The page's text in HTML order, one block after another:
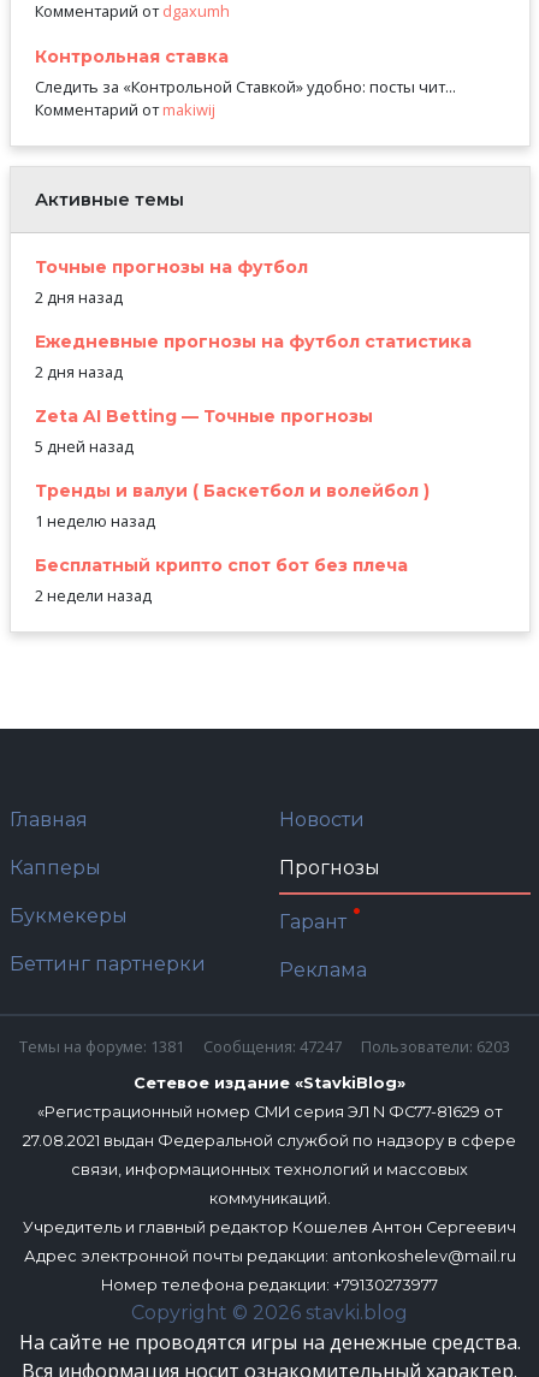
Комментарий отdgaxumh
Контрольная ставка
Следить за «Контрольной Ставкой» удобно: посты чит...
Комментарий отmakiwij
Активные темы
Точные прогнозы на футбол
2 дня назад
Ежедневные прогнозы на футбол статистика
2 дня назад
Zeta AI Betting — Точные прогнозы
5 дней назад
Тренды и валуи ( Баскетбол и волейбол )
1 неделю назад
Бесплатный крипто спот бот без плеча
2 недели назад
Главная
Капперы
Букмекеры
Беттинг партнерки
Новости
Прогнозы
Гарант
Реклама
Сетевое издание «StavkiBlog»
«Регистрационный номер СМИ серия ЭЛ N ФС77-81629 от
27.08.2021 выдан Федеральной службой по надзору в сфере
связи, информационных технологий и массовых
коммуникаций.
Учредитель и главный редактор Кошелев Антон Сергеевич
Адрес электронной почты редакции: antonkoshelev@mail.ru
Номер телефона редакции: +79130273977
Copyright © 2026 stavki.blog
Темы на форуме: 1381 Сообщения: 47247 Пользователи: 6203
На сайте не проводятся игры на денежные средства.
Вся информация носит ознакомительный характер.